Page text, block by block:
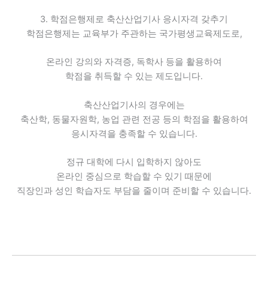
3. 학점은행제로 축산산업기사 응시자격 갖추기
학점은행제는 교육부가 주관하는 국가평생교육제도로,
온라인 강의와 자격증, 독학사 등을 활용하여
학점을 취득할 수 있는 제도입니다.
축산산업기사의 경우에는
축산학, 동물자원학, 농업 관련 전공 등의 학점을 활용하여
응시자격을 충족할 수 있습니다.
정규 대학에 다시 입학하지 않아도
온라인 중심으로 학습할 수 있기 때문에
직장인과 성인 학습자도 부담을 줄이며 준비할 수 있습니다.